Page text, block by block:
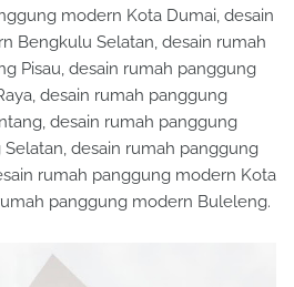
modern Kota Dumai, desain
Bengkulu Selatan, desain rumah
Pisau, desain rumah panggung
desain rumah panggung
desain rumah panggung
desain rumah panggung
rumah panggung modern Kota
panggung modern Buleleng.